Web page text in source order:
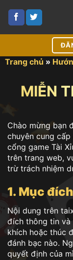
Trang chủ »
MIỄN
Chào mừng bạn
chuyên cung
cổng game Tài
trên trang web,
trừ trách nhiệm
1. Mục
Nội dung trên
đích thông tin và
khích hoặc thúc
đánh bạc nào.
quyết định của